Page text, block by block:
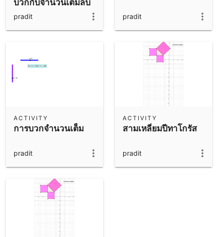
บวกกับจำนวนเต็มลบ
pradit pradit
การบวกจำนวนเต็ม
ACTIVITY
pradit
สามเหลี่ยมปีทาโกรัส
ACTIVITY
pradit